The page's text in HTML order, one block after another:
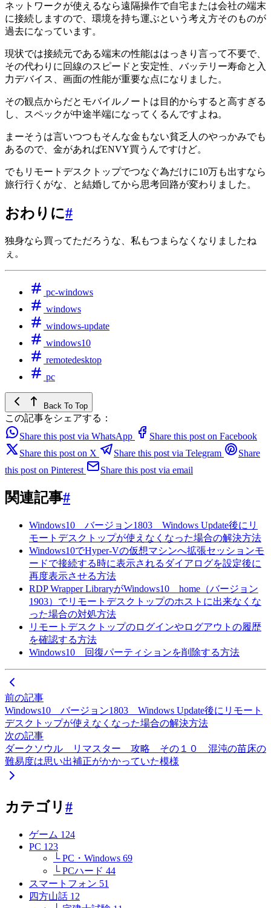
ネットワークが使えるなら遠隔操作で自宅または会社の端末
に接続しますので、環境を持ち運ぶという考え方そのものが
過去になっています。
現状では接続元である端末の性能ははっきり言って不要で、
その代わりに回線のスピードと安定性、バッテリー寿命と入
力デバイス、画面の性能が重要な点になりました。
その観点からだとモバイルノートは目的からすると高すぎる
し、スペックが中途半端になってくるんですよね。
まーそうは言いつつもそんな金もない貧乏人のやっかみでも
あるので、金があればENVY買うんですけど。
でもリモートデスクトップでつなぐ為だけに10万も出すなら
旅行行くがな、と結婚してから思考回路が変わりました。
おわりに#
独身なら買ってただろうな、私もつまらなくなりましたね
ぇ。
pc-windows
windows
windows-update
windows10
remotedesktop
pc
Back To Top
この記事をシェアする：
Share this post via WhatsApp
Share this post on Facebook
Share this post on X
Share this post via Telegram
Share
this post on Pinterest
Share this post via email
関連記事#
Windows10 バージョン1803 Windows Update後にリ
モートデスクトップが使えなくなった場合の解決方法
Windows10でHyper-Vの仮想マシンへ拡張セッションモ
ードで接続する時に表示されるダイアログを設定後に
再度表示させる方法
RDP Wrapper LibraryがWindows10 home（バージョン
1903）でリモートデスクトップのホストに出来なくな
った場合の対処方法
リモートデスクトップのログインやログアウトの履歴
を確認する方法
Windows10 回復パーティションを削除する方法
前の記事
Windows10 バージョン1803 Windows Update後にリモート
デスクトップが使えなくなった場合の解決方法
次の記事
ダークソウル リマスター 攻略 その１０ 混沌の苗床の
難易度は思い出補正がかかっていた模様
カテゴリ #
ゲーム 124
PC 123
└ PC・Windows 69
└ PCハード 44
スマートフォン 51
四方山話 12